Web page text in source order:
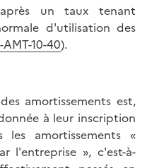
un taux tenant
d'utilisation des
AMT-10-40).
amortissements est,
à leur inscription
les amortissements «
l'entreprise », c'est-à-